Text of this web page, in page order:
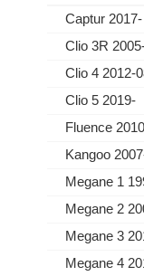
Captur 2017-
Clio 3R
Clio 4 2012-
Clio 5 2019-
Fluence
Kangoo
Megane 1
Megane 2
Megane 3
Megane 4